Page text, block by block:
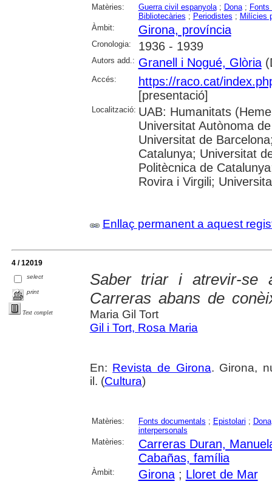
Matèries: Guerra civil espanyola; Dona; Fonts
Bibliotecàries ; Periodistes ; Milícies
Àmbit:
Girona, província
Cronologia: 1936 - 1939
Autors add.: Granell i Nogué, Glòria
Accés:
https://raco.cat/
[presentació]
Localització: UAB: Humanitats
Universitat Autònoma
Universitat de
Catalunya; Universitat
Politècnica de
Rovira i Virgili;
Enllaç permanent a aquest
4 / 12019
select
print
Text complet
Saber triar i atrevir-se
Carreras abans de
Maria Gil Tort
Gil i Tort, Rosa Maria
En: Revista de Girona. Girona,
il. (Cultura)
Matèries: Fonts documentals ; Epistolari ; Dona
interpersonals
Matèries:
Carreras Duran,
Cabañas, família
Àmbit: Girona; Lloret de Mar